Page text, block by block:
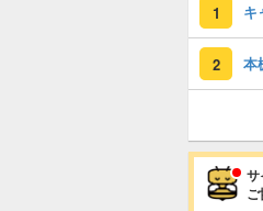
1 キ
2 本
サ